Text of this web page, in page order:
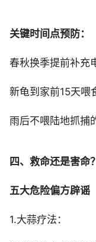
关键时间点预防：
春秋换季提前补充
新龟到家前15天喂
雨后不喂陆地抓捕
四、救命还是害命
五大危险偏方辟谣
1.大蒜疗法：